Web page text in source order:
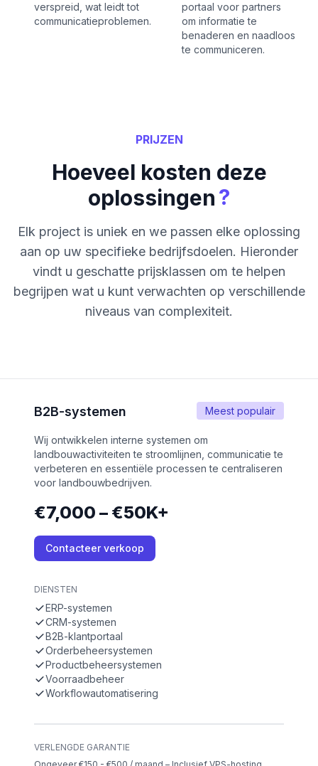
verspreid, wat leidt tot
communicatieproblemen.
portaal voor partners
om informatie te
benaderen en naadloos
te communiceren.
PRIJZEN
Hoeveel kosten deze
oplossingen?
Elk project is uniek en we passen elke oplossing
aan op uw specifieke bedrijfsdoelen. Hieronder
vindt u geschatte prijsklassen om te helpen
begrijpen wat u kunt verwachten op verschillende
niveaus van complexiteit.
Meest populair
B2B-systemen
Wij ontwikkelen interne systemen om
landbouwactiviteiten te stroomlijnen, communicatie te
verbeteren en essentiële processen te centraliseren
voor landbouwbedrijven.
€7,000 – €50K+
Contacteer verkoop
DIENSTEN
ERP-systemen
CRM-systemen
B2B-klantportaal
Orderbeheersystemen
Productbeheersystemen
Voorraadbeheer
Workflowautomatisering
VERLENGDE GARANTIE